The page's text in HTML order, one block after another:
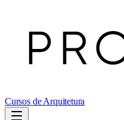
Cursos de Arquitetura